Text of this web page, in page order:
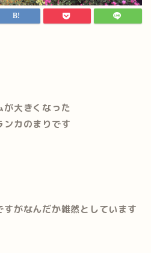
が大きくなった
ンカのまりです
がなんだか雑然としています